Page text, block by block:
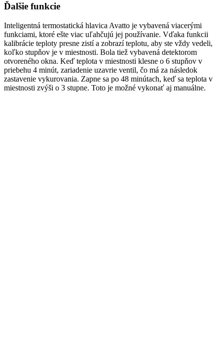
Ďalšie funkcie
Inteligentná termostatická hlavica Avatto je vybavená viacerými
funkciami, ktoré ešte viac uľahčujú jej používanie. Vďaka funkcii
kalibrácie teploty presne zistí a zobrazí teplotu, aby ste vždy vedeli,
koľko stupňov je v miestnosti. Bola tiež vybavená detektorom
otvoreného okna. Keď teplota v miestnosti klesne o 6 stupňov v
priebehu 4 minút, zariadenie uzavrie ventil, čo má za následok
zastavenie vykurovania. Zapne sa po 48 minútach, keď sa teplota v
miestnosti zvýši o 3 stupne. Toto je možné vykonať aj manuálne.